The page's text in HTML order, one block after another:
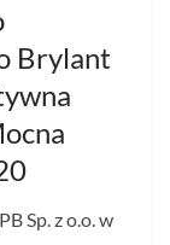
Brylant
Sp. z o.o. w